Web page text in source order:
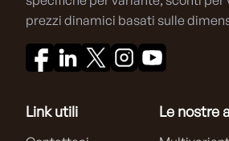
prezzi dinamici basati sulle
Link utili Le nostre